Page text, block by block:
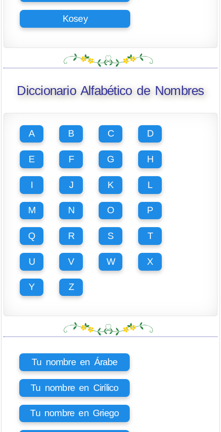
Kosey
Diccionario Alfabético de Nombres
A B C D
E F G H
I J K L
M N O P
Q R S T
U V W X
Y Z
Tu nombre en Árabe
Tu nombre en Cirílico
Tu nombre en Griego